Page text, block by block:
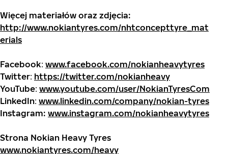
Więcej materiałów oraz zdjęcia:
http://www.nokiantyres.com/nhtconcepttyre_mat
erials
Facebook: www.facebook.com/nokianheavytyres
Twitter: https://twitter.com/nokianheavy
YouTube: www.youtube.com/user/NokianTyresCom
LinkedIn: www.linkedin.com/company/nokian-tyres
Instagram: www.instagram.com/nokianheavytyres
Strona Nokian Heavy Tyres
www.nokiantyres.com/heavy